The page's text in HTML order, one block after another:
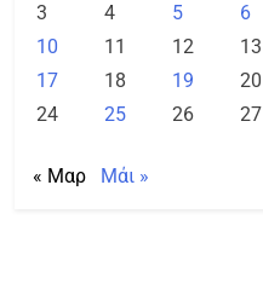
3
4 5 6
10
11 12 13
17
18 19 20
24
25 26 27
« Μαρ Μάι »